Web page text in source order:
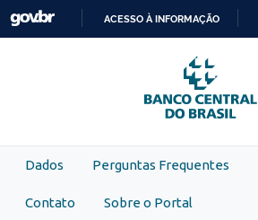
Skip to main content
PARA
O
CONTEÚDO
ACESSO À INFORMAÇÃO
Dados Perguntas Frequentes
Contato Sobre o Portal